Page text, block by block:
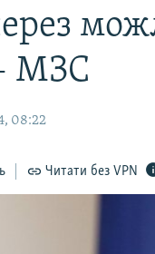
МЗС
08:22
Читати без VPN